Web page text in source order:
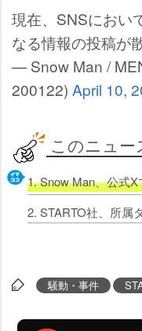
現在、SNSにおい
なる情報の投稿が
— Snow Man /
200122) April 10,
このニュー
1. Snow Man、公式
騒動・事件